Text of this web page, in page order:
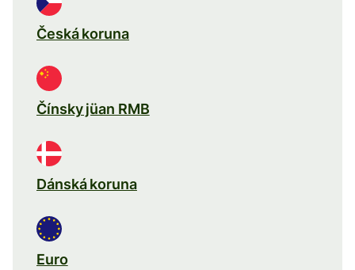
Česká koruna
Čínsky jüan RMB
Dánská koruna
Euro